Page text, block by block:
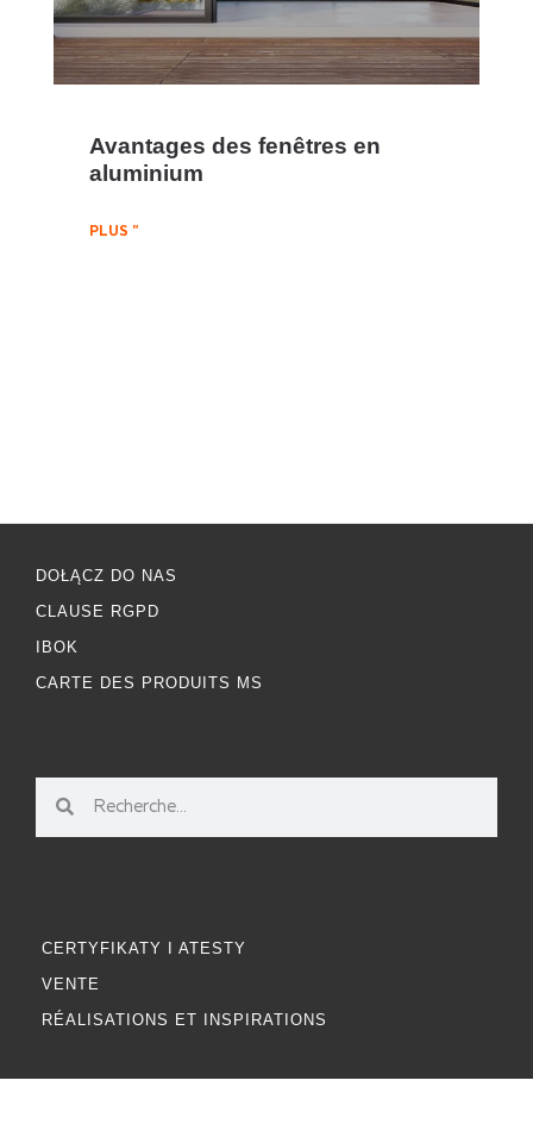
Avantages des fenêtres en
aluminium
PLUS "
DOŁĄCZ DO NAS
CLAUSE RGPD
IBOK
CARTE DES PRODUITS MS
CERTYFIKATY I ATESTY
VENTE
RÉALISATIONS ET INSPIRATIONS